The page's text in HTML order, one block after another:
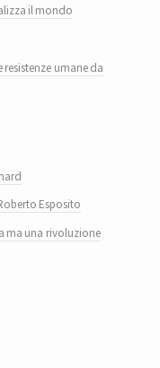
il mondo
umane da
Esposito
ma una rivoluzione